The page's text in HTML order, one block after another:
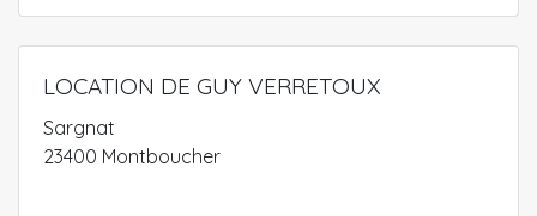
LOCATION DE GUY VERRETOUX
Sargnat
23400 Montboucher